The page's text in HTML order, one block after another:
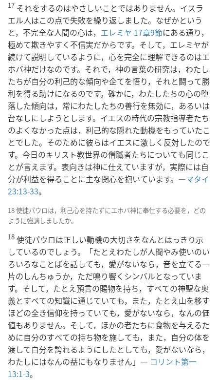
17 それをするのはやさしいことではありません。イスラ
エル人はこの点で失敗を繰り返しました。なぜかという
と，不完全な人間の心は， エレミヤ 17章9節にある通り，
極めて欺きやすく不信実だからです。そして，エレミヤが
続けて説明しているように，心を完全に理解できるのはエ
ホバ神だけなのです。それで，神の言葉の研究は，わたし
たちが自分の利己的な傾向や企てを悟り，それと闘って勝
利を得る助けになるのです。確かに，わたしたちの心の堕
落した傾向は，常にわたしたちの善行を無効に，あるいは
台なしにしようとします。イエスの時代の宗教指導者たち
のよくなかった点は，利己的な隠れた動機をもっていたこ
とでした。そのために彼らはイエスに激しく反対したので
す。今日のキリスト教世界の僧職者たちについても同じこ
とが言えます。表向きは神に仕えていますが，実際には自
分が利益を得ることに主な関心を抱いています。―マタイ
23:13-33。
18 使徒パウロは，利己心を持たずにエホバ神に奉仕する必要を，どの
ように強調しましたか。
18 使徒パウロは正しい動機の大切さをなんとはっきり示
しているのでしょう。「たとえわたしが人間やみ使いのい
ろいろなことばを話しても，愛がないなら，音を立てる一
片のしんちゅうか，ただ鳴り響くシンバルとなっていま
す。そして，たとえ預言の賜物を持ち，すべての神聖な奥
義とすべての知識に通じていても，また，たとえ山を移す
ほどの全き信仰を持っていても，愛がないなら，なんの価
値もありません。そして，ほかの者たちに食物を与えるた
めに自分のすべての持ち物を施しても，また，自分の体を
渡して自分を誇れるようにしたとしても，愛がないなら，
わたしにはなんの益にもなりません」― コリント第一
13:1-3。